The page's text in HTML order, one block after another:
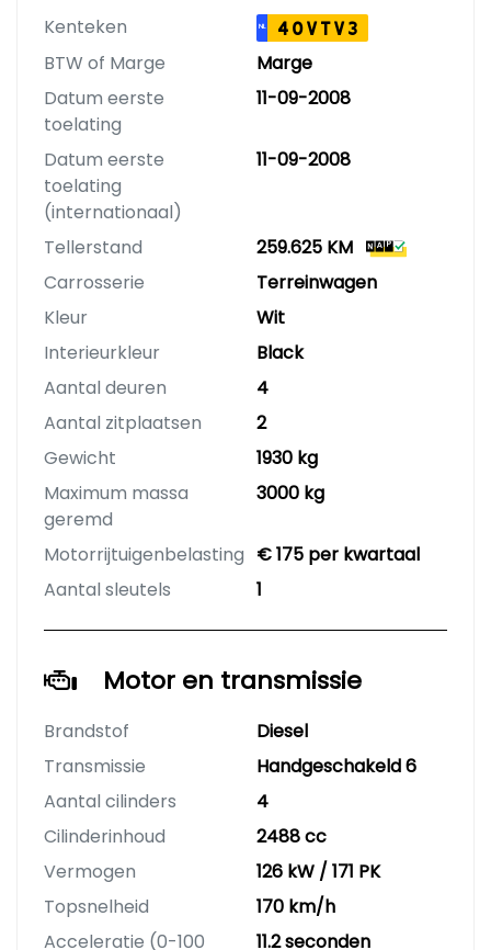
Kenteken NL 40VTV3
BTW of Marge
Marge
Datum eerste
toelating
11-09-2008
Datum eerste
toelating
(internationaal)
11-09-2008
Tellerstand
259.625 KM
Carrosserie
Terreinwagen
Kleur
Wit
Interieurkleur
Black
Aantal deuren
4
Aantal zitplaatsen
2
Gewicht
1930 kg
Maximum massa
geremd
3000 kg
Motorrijtuigenbelasting € 175 per kwartaal
Aantal sleutels
1
Motor en transmissie
Brandstof
Diesel
Transmissie
Handgeschakeld 6
Aantal cilinders
4
Cilinderinhoud
2488 cc
Vermogen
126 kW / 171 PK
Topsnelheid
170 km/h
Acceleratie (0-100
11.2 seconden